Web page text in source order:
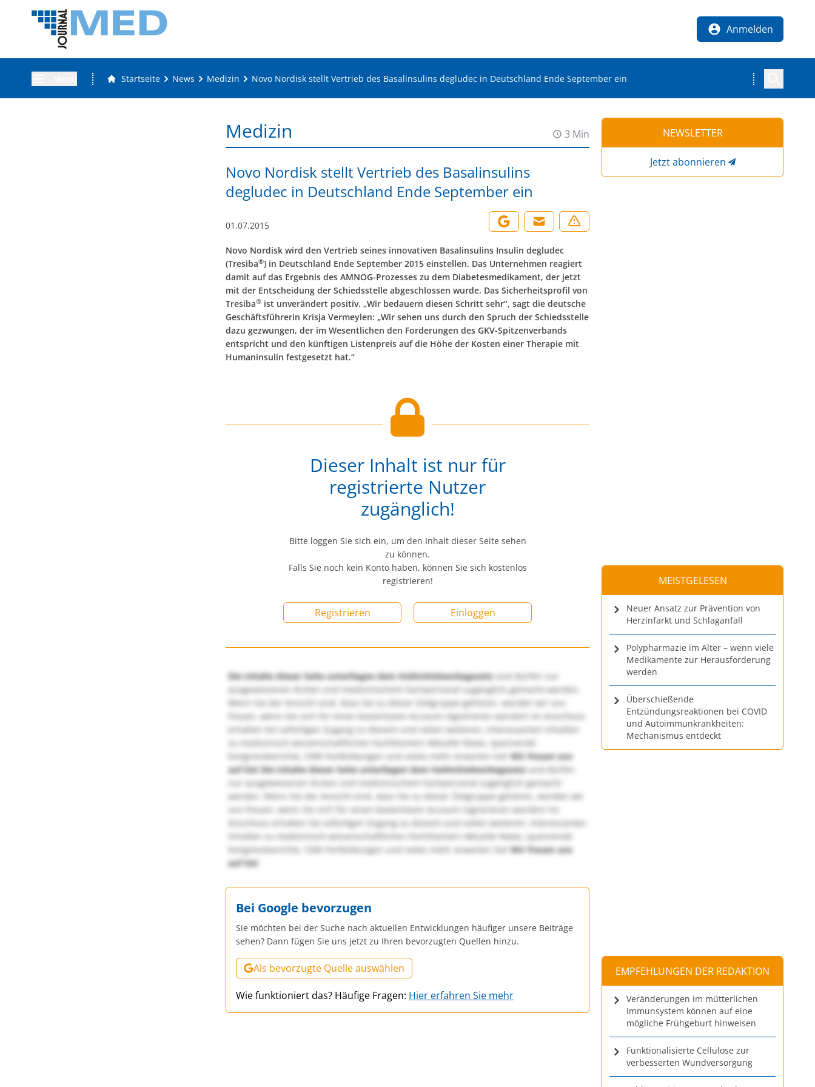
Anmelden
Startseite News Medizin Novo Nordisk stellt Vertrieb des Basalinsulins degludec in Deutschland Ende September ein
Medizin 3 Min
Novo Nordisk stellt Vertrieb des Basalinsulins
degludec in Deutschland Ende September ein
01.07.2015
Novo Nordisk wird den Vertrieb seines innovativen Basalinsulins Insulin degludec
(Tresiba®) in Deutschland Ende September 2015 einstellen. Das Unternehmen reagiert
damit auf das Ergebnis des AMNOG-Prozesses zu dem Diabetesmedikament, der jetzt
mit der Entscheidung der Schiedsstelle abgeschlossen wurde. Das Sicherheitsprofil von
Tresiba® ist unverändert positiv. „Wir bedauern diesen Schritt sehr“, sagt die deutsche
Geschäftsführerin Krisja Vermeylen: „Wir sehen uns durch den Spruch der Schiedsstelle
dazu gezwungen, der im Wesentlichen den Forderungen des GKV-Spitzenverbands
entspricht und den künftigen Listenpreis auf die Höhe der Kosten einer Therapie mit
Humaninsulin festgesetzt hat.“
Dieser Inhalt ist nur für
registrierte Nutzer
zugänglich!
Bitte loggen Sie sich ein, um den Inhalt dieser Seite sehen
zu können.
Falls Sie noch kein Konto haben, können Sie sich kostenlos
registrieren!
Registrieren Einloggen
Die Inhalte dieser Seite unterliegen dem Heilmittelwerbegesetzund dürfen nur
ausgewiesenen Ärzten und medizinischem Fachpersonal zugänglich gemacht werden.
Wenn Sie der Ansicht sind, dass Sie zu dieser Zielgruppe gehören, würden wir uns
freuen, wenn Sie sich für einen kostenlosen Account registrieren würden! Im Anschluss
erhalten Sie sofortigen Zugang zu diesem und vielen weiteren, interessanten Inhalten
zu medizinisch-wissenschaftlichen Fachthemen! Aktuelle News, spannende
Kongressberichte, CME-Fortbildungen und vieles mehr erwarten Sie!Wir freuen uns
auf Sie! Die Inhalte dieser Seite unterliegen dem Heilmittelwerbegesetzund dürfen
nur ausgewiesenen Ärzten und medizinischem Fachpersonal zugänglich gemacht
werden. Wenn Sie der Ansicht sind, dass Sie zu dieser Zielgruppe gehören, würden wir
uns freuen, wenn Sie sich für einen kostenlosen Account registrieren würden! Im
Anschluss erhalten Sie sofortigen Zugang zu diesem und vielen weiteren, interessanten
Inhalten zu medizinisch-wissenschaftlichen Fachthemen! Aktuelle News, spannende
Kongressberichte, CME-Fortbildungen und vieles mehr erwarten Sie! Wir freuen uns
auf Sie!
Bei Google bevorzugen
Sie möchten bei der Suche nach aktuellen Entwicklungen häufiger unsere Beiträge
sehen? Dann fügen Sie uns jetzt zu Ihren bevorzugten Quellen hinzu.
Als bevorzugte Quelle auswählen
Wie funktioniert das? Häufige Fragen: Hier erfahren Sie mehr
NEWSLETTER
Jetzt abonnieren
MEISTGELESEN
Neuer Ansatz zur Prävention von
Herzinfarkt und Schlaganfall
Polypharmazie im Alter – wenn viele
Medikamente zur Herausforderung
werden
Überschießende
Entzündungsreaktionen bei COVID
und Autoimmunkrankheiten:
Mechanismus entdeckt
EMPFEHLUNGEN DER REDAKTION
Veränderungen im mütterlichen
Immunsystem können auf eine
mögliche Frühgeburt hinweisen
Funktionalisierte Cellulose zur
verbesserten Wundversorgung